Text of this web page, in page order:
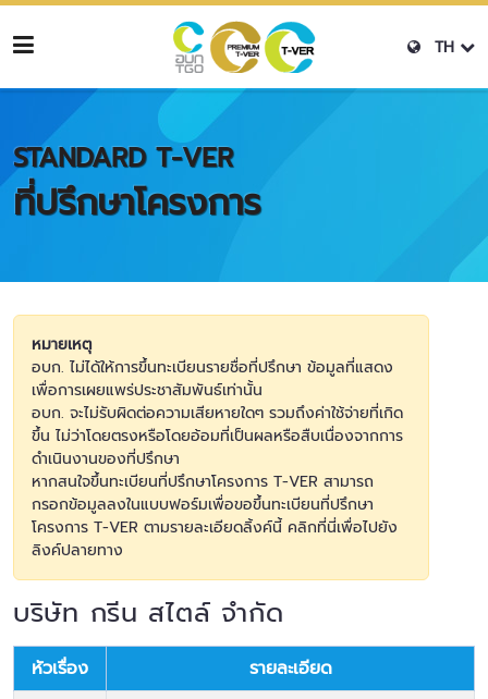
TH
STANDARD T-VER
ที่ปรึกษาโครงการ
หมายเหตุ
อบก. ไม่ได้ให้การขึ้นทะเบียนรายชื่อที่ปรึกษา ข้อมูลที่แสดง
เพื่อการเผยแพร่ประชาสัมพันธ์เท่านั้น
อบก. จะไม่รับผิดต่อความเสียหายใดๆ รวมถึงค่าใช้จ่ายที่เกิด
ขึ้น ไม่ว่าโดยตรงหรือโดยอ้อมที่เป็นผลหรือสืบเนื่องจากการ
ดำเนินงานของที่ปรึกษา
หากสนใจขึ้นทะเบียนที่ปรึกษาโครงการ T-VER สามารถ
กรอกข้อมูลลงในแบบฟอร์มเพื่อขอขึ้นทะเบียนที่ปรึกษา
โครงการ T-VER ตามรายละเอียดลิ้งค์นี้ คลิกที่นี่เพื่อไปยัง
ลิงค์ปลายทาง
บริษัท กรีน สไตล์ จำกัด
หัวเรื่อง
รายละเอียด